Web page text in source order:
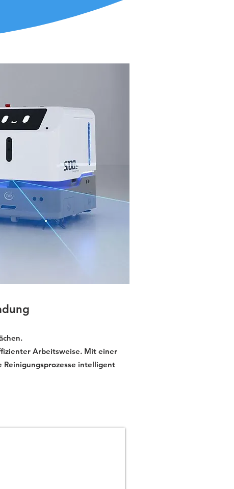
Arbeitsweise. Mit einer
Reinigungsprozesse intelligent